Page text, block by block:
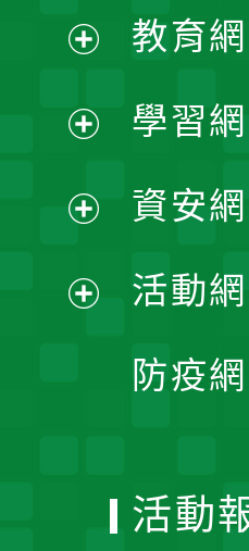
選
單
開
選
單
開
選
單
開
選
開
教育
學習
資安
活動
防疫
活動